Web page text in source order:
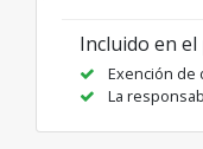
Incluido en el
Exención de
La